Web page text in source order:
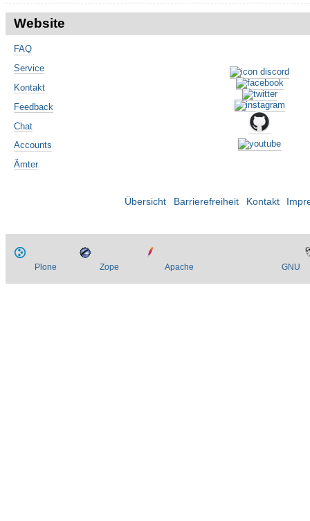
Website
FAQ
Service
Kontakt
Feedback
Chat
Accounts
Ämter
Übersicht Barrierefreiheit Kontakt
Plone Zope Apache GNU